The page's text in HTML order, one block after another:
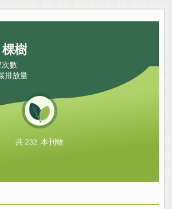
棵樹
次數
排放量
共 232 本刊物